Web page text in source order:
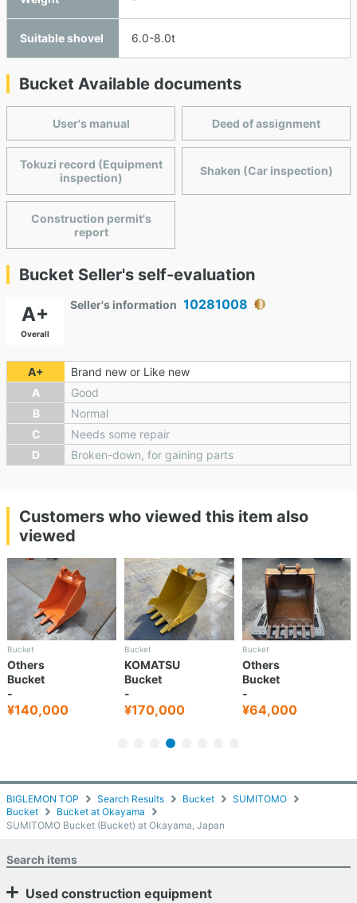
BIGLEMON TOP Search Results Bucket
SUMITOMO
Bucket
Bucket at Okayama
SUMITOMO Bucket (Bucket) at Okayama, Japan
Suitable shovel 6.0-8.0t
Bucket Available documents
User's manual Deed of assignment
Tokuzi record (Equipment
inspection)
Shaken (Car inspection)
Construction permit's
report
Bucket Seller's self-evaluation
A+
Overall
Seller's information 10281008
A+
Brand new or Like new
A
Good
B
Normal
C
Needs some repair
D
Broken-down, for gaining parts
Customers who viewed this item also
viewed
Bucket
Others
Bucket
-
¥140,000
Bucket
KOMATSU
Bucket
-
¥170,000
Bucket
Others
Bucket
-
¥64,000
Search items
Used construction equipment